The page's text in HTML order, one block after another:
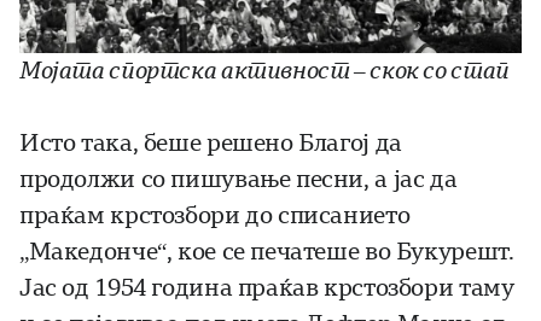
Мојата спортска активност – скок со стап
Исто така, беше решено Благој да
продолжи со пишување песни, а јас да
праќам крстозбори до списанието
„Македонче“, кое се печатеше во Букурешт.
Јас од 1954 година праќав крстозбори таму